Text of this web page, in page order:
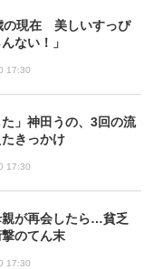
の現在 美しいすっぴ
ない！」
17:30
た」神田うの、3回の流
きっかけ
17:30
が再会したら…貧乏
のてん末
17:30